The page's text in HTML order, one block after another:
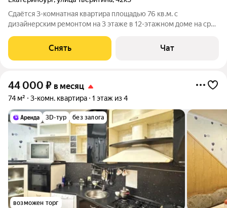
Сдаётся 3-комнатная квартира площадью 76 кв.м. с
дизайнерским ремонтом на 3 этаже в 12-этажном доме на срок
Стиральная машина Холодильник Посудомоечная машина
Микроволновка Пылесос Дом -
Снять Чат
44 000 ₽ в месяц
74 м² 3-комн. квартира 1 этаж из 4
3D-тур без залога
возможен торг